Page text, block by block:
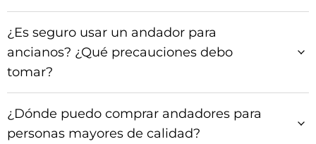
¿Es seguro usar un andador para
ancianos? ¿Qué precauciones debo
tomar?
¿Dónde puedo comprar andadores para
personas mayores de calidad?